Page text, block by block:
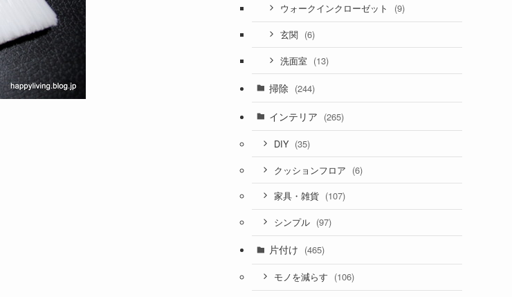
ウォークインクローゼット (9)
玄関 (6)
洗面室 (13)
掃除 (244)
インテリア (265)
DIY (35)
クッションフロア (6)
家具・雑貨 (107)
シンプル (97)
片付け (465)
モノを減らす (106)